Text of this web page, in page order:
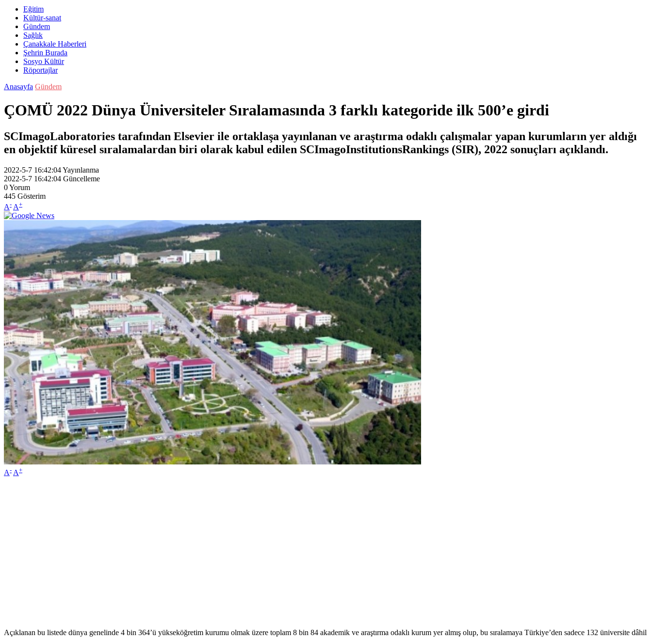
Eğitim
Kültür-sanat
Gündem
Sağlık
Çanakkale Haberleri
Şehrin Burada
Sosyo Kültür
Röportajlar
Anasayfa Gündem
ÇOMÜ 2022 Dünya Üniversiteler Sıralamasında 3 farklı kategoride ilk 500’e girdi
SCImagoLaboratories tarafından Elsevier ile ortaklaşa yayınlanan ve araştırma odaklı çalışmalar yapan kurumların yer aldığı
en objektif küresel sıralamalardan biri olarak kabul edilen SCImagoInstitutionsRankings (SIR), 2022 sonuçları açıklandı.
2022-5-7 16:42:04Yayınlanma
2022-5-7 16:42:04 Güncelleme
0Yorum
445 Gösterim
A- A+
A- A+
Açıklanan bu listede dünya genelinde 4 bin 364’ü yükseköğretim kurumu olmak üzere toplam 8 bin 84 akademik ve araştırma odaklı kurum yer almış olup, bu sıralamaya Türkiye’den sadece 132 üniversite dâhil